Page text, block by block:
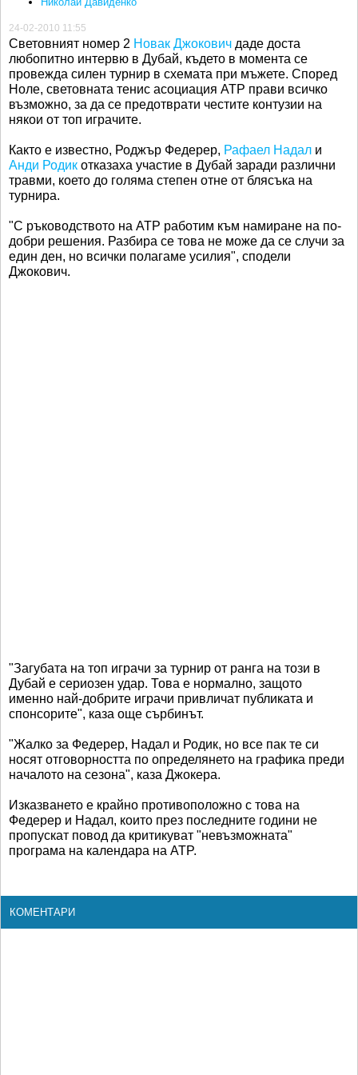
24-02-2010 11:55
Световният номер 2 Новак Джокович даде доста
любопитно интервю в Дубай, където в момента се
провежда силен турнир в схемата при мъжете. Според
Ноле, световната тенис асоциация ATP прави всичко
възможно, за да се предотврати честите контузии на
някои от топ играчите.
Както е известно, Роджър Федерер, Рафаел Надал и
Анди Родик отказаха участие в Дубай заради различни
травми, което до голяма степен отне от блясъка на
турнира.
"С ръководството на ATP работим към намиране на по-
добри решения. Разбира се това не може да се случи за
един ден, но всички полагаме усилия", сподели
Джокович.
"Загубата на топ играчи за турнир от ранга на този в
Дубай е сериозен удар. Това е нормално, защото
именно най-добрите играчи привличат публиката и
спонсорите", каза още сърбинът.
"Жалко за Федерер, Надал и Родик, но все пак те си
носят отговорността по определянето на графика преди
началото на сезона", каза Джокера.
Изказването е крайно противоположно с това на
Федерер и Надал, които през последните години не
пропускат повод да критикуват "невъзможната"
програма на календара на ATP.
КОМЕНТАРИ